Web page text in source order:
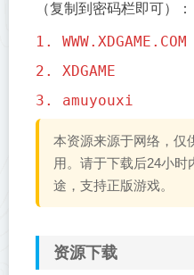
（复制到密码栏即可）：
1. WWW.XDGAME.COM
2. XDGAME
3. amuyouxi
本资源来源于网络，仅
用。请于下载后24小时
途，支持正版游戏。
资源下载